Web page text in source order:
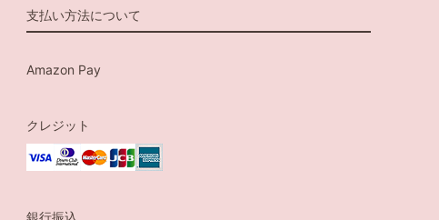
支払い方法について
Amazon Pay
クレジット
銀行振込